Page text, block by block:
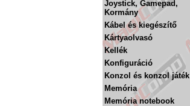
Joystick, Gamepad,
Kormány
Kábel és kiegészítő
Kártyaolvasó
Kellék
Konfiguráció
Konzol és konzol játék
Memória
Memória notebook